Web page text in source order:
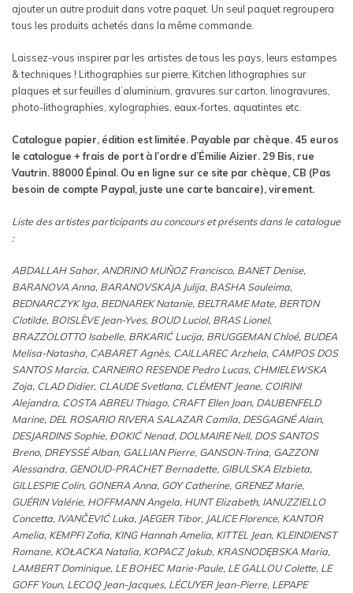
ajouter un autre produit dans votre paquet. Un seul paquet regroupera
tous les produits achetés dans la même commande.
Laissez-vous inspirer par les artistes de tous les pays, leurs estampes
& techniques ! Lithographies sur pierre, Kitchen lithographies sur
plaques et sur feuilles d’aluminium, gravures sur carton, linogravures,
photo-lithographies, xylographies, eaux-fortes, aquatintes etc.
Catalogue papier, édition est limitée. Payable par chèque. 45 euros
le catalogue + frais de port à l’ordre d’Émilie Aizier. 29 Bis, rue
Vautrin. 88000 Épinal. Ou en ligne sur ce site par chèque, CB (Pas
besoin de compte Paypal, juste une carte bancaire), virement.
Liste des artistes participants au concours et présents dans le catalogue
:
ABDALLAH Sahar, ANDRINO MUÑOZ Francisco, BANET Denise,
BARANOVA Anna, BARANOVSKAJA Julija, BASHA Souleima,
BEDNARCZYK Iga, BEDNAREK Natanie, BELTRAME Mate, BERTON
Clotilde, BOISLÈVE Jean-Yves, BOUD Luciol, BRAS Lionel,
BRAZZOLOTTO Isabelle, BRKARIĆ Lucija, BRUGGEMAN Chloé, BUDEA
Melisa-Natasha, CABARET Agnès, CAILLAREC Arzhela, CAMPOS DOS
SANTOS Marcia, CARNEIRO RESENDE Pedro Lucas, CHMIELEWSKA
Zoja, CLAD Didier, CLAUDE Svetlana, CLÉMENT Jeane, COIRINI
Alejandra, COSTA ABREU Thiago, CRAFT Ellen Joan, DAUBENFELD
Marine, DEL ROSARIO RIVERA SALAZAR Camila, DESGAGNÉ Alain,
DESJARDINS Sophie, ĐOKIĆ Nenad, DOLMAIRE Nell, DOS SANTOS
Breno, DREYSSÉ Alban, GALLIAN Pierre, GANSON-Trina, GAZZONI
Alessandra, GENOUD-PRACHET Bernadette, GIBULSKA Elzbieta,
GILLESPIE Colin, GONERA Anna, GOY Catherine, GRENEZ Marie,
GUÉRIN Valérie, HOFFMANN Angela, HUNT Elizabeth, IANUZZIELLO
Concetta, IVANČEVIĆ Luka, JAEGER Tibor, JALICE Florence, KANTOR
Amelia, KEMPFI Zofia, KING Hannah Amelia, KITTEL Jean, KLEINDIENST
Romane, KOŁACKA Natalia, KOPACZ Jakub, KRASNODĘBSKA Maria,
LAMBERT Dominique, LE BOHEC Marie-Paule, LE GALLOU Colette, LE
GOFF Youn, LECOQ Jean-Jacques, LÉCUYER Jean-Pierre, LEPAPE